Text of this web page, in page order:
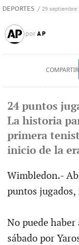
DEPORTES / 29 septiembre
por AP
COMPARTIR
24 puntos
La historia
primera
inicio de la
Wimbledon.-
puntos jugados,
No puede
sábado por